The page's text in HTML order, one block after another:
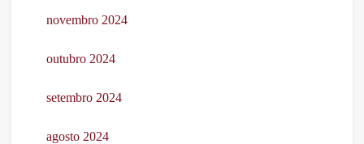
novembro 2024
outubro 2024
setembro 2024
agosto 2024